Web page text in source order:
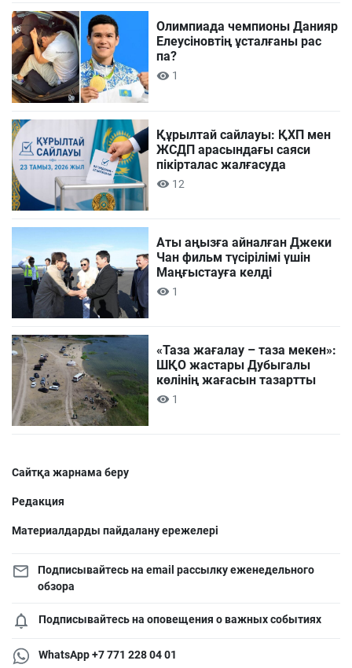
Олимпиада чемпионы Данияр
Елеусіновтің ұсталғаны рас
па?
1
Құрылтай сайлауы: ҚХП мен
ЖСДП арасындағы саяси
пікірталас жалғасуда
12
Аты аңызға айналған Джеки
Чан фильм түсірілімі үшін
Маңғыстауға келді
1
«Таза жағалау – таза мекен»:
ШҚО жастары Дубыгалы
көлінің жағасын тазартты
1
Сайтқа жарнама беру
Редакция
Материалдарды пайдалану ережелері
Подписывайтесь на email рассылку еженедельного
обзора
Подписывайтесь на оповещения о важных событиях
WhatsApp +7 771 228 04 01